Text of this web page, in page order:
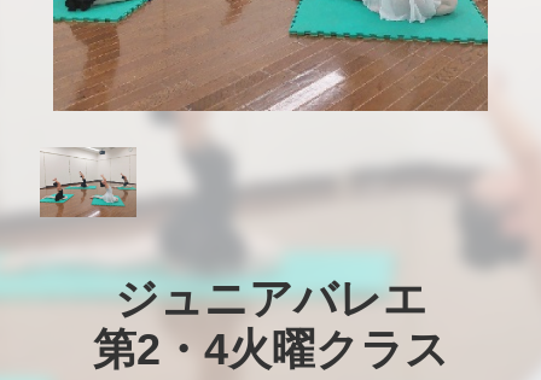
ジュニアバレエ
第2・4火曜クラス